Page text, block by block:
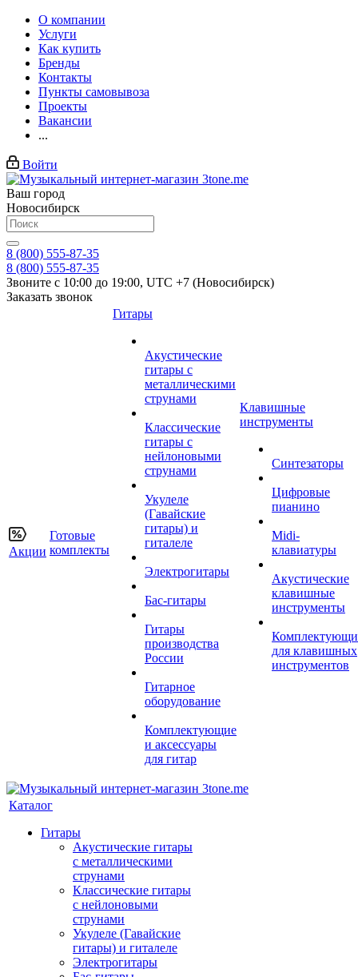
О компании
Услуги
Как купить
Бренды
Контакты
Пункты самовывоза
Проекты
Вакансии
...
Войти
Ваш город
Новосибирск
8 (800) 555-87-35
8 (800) 555-87-35
Звоните с 10:00 до 19:00, UTC +7 (Новосибирск)
Заказать звонок
Акции
Готовые
комплекты
Гитары
Акустические
гитары с
металлическими
струнами
Классические
гитары с
нейлоновыми
струнами
Укулеле
(Гавайские
гитары) и
гиталеле
Электрогитары
Бас-гитары
Гитары
производства
России
Гитарное
оборудование
Комплектующие
и аксессуары
для гитар
Клавишные
инструменты
Синтезаторы
Цифровые
пианино
Midi-
клавиатуры
Акустические
клавишные
инструменты
для клавишных
инструментов
Каталог
Гитары
Акустические гитары
с металлическими
струнами
Классические гитары
с нейлоновыми
струнами
Укулеле (Гавайские
гитары) и гиталеле
Электрогитары